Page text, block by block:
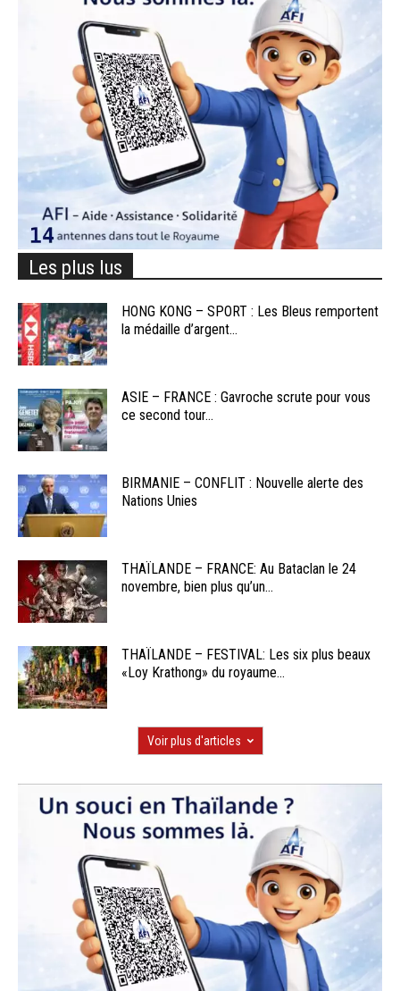
Les plus lus
HONG KONG – SPORT : Les Bleus remportent
la médaille d’argent...
ASIE – FRANCE : Gavroche scrute pour vous
ce second tour...
BIRMANIE – CONFLIT : Nouvelle alerte des
Nations Unies
THAÏLANDE – FRANCE: Au Bataclan le 24
novembre, bien plus qu’un...
THAÏLANDE – FESTIVAL: Les six plus beaux
«Loy Krathong» du royaume...
Voir plus d'articles